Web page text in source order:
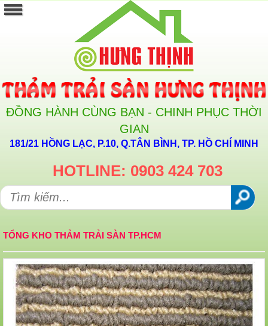
ĐỒNG HÀNH CÙNG BẠN - CHINH PHỤC THỜI
GIAN
181/21 HỒNG LẠC, P.10, Q.TÂN BÌNH, TP. HỒ CHÍ MINH
HOTLINE: 0903 424 703
TỔNG KHO THẢM TRẢI SÀN TP.HCM